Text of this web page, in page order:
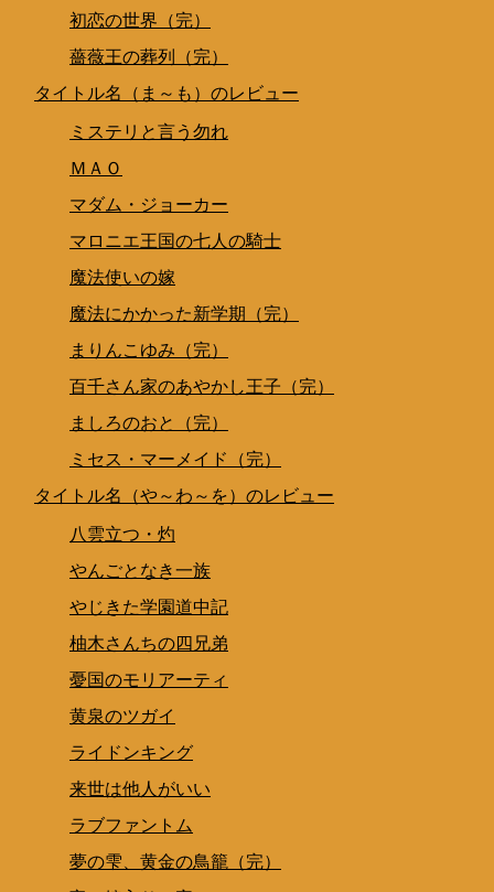
初恋の世界（完）
薔薇王の葬列（完）
タイトル名（ま～も）のレビュー
ミステリと言う勿れ
ＭＡＯ
マダム・ジョーカー
マロニエ王国の七人の騎士
魔法使いの嫁
魔法にかかった新学期（完）
まりんこゆみ（完）
百千さん家のあやかし王子（完）
ましろのおと（完）
ミセス・マーメイド（完）
タイトル名（や～わ～を）のレビュー
八雲立つ・灼
やんごとなき一族
やじきた学園道中記
柚木さんちの四兄弟
憂国のモリアーティ
黄泉のツガイ
ライドンキング
来世は他人がいい
ラブファントム
夢の雫、黄金の鳥籠（完）